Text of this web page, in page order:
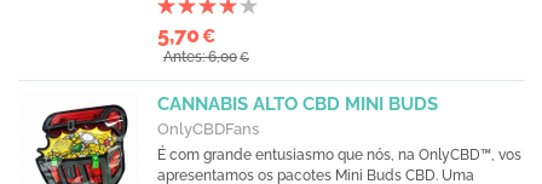
5,70€
Antes: 6,00€
CANNABIS ALTO CBD MINI BUDS
OnlyCBDFans
É com grande entusiasmo que nós, na OnlyCBD™, vos
apresentamos os pacotes Mini Buds CBD. Uma